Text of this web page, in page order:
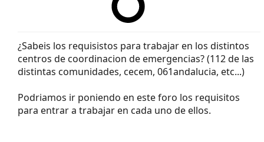
¿Sabeis los requisistos para trabajar en los distintos
centros de coordinacion de emergencias? (112 de las
distintas comunidades, cecem, 061andalucia, etc...)
Podriamos ir poniendo en este foro los requisitos
para entrar a trabajar en cada uno de ellos.